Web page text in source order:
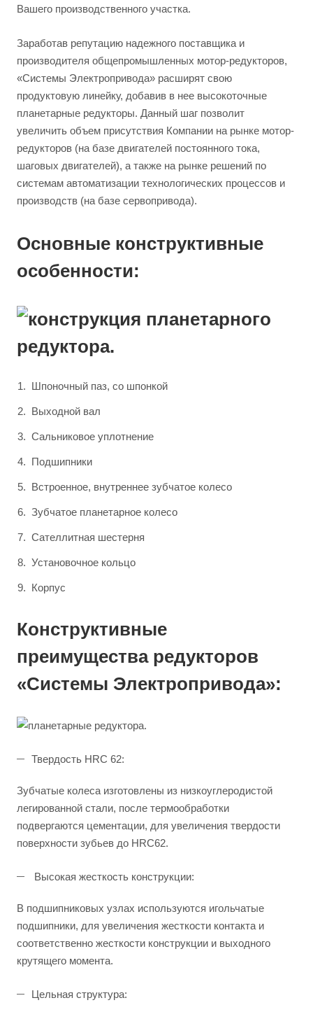
Вашего производственного участка.
Заработав репутацию надежного поставщика и
производителя общепромышленных мотор-редукторов,
«Системы Электропривода» расширят свою
продуктовую линейку, добавив в нее высокоточные
планетарные редукторы. Данный шаг позволит
увеличить объем присутствия Компании на рынке мотор-
редукторов (на базе двигателей постоянного тока,
шаговых двигателей), а также на рынке решений по
системам автоматизации технологических процессов и
производств (на базе сервопривода).
Основные конструктивные
особенности:
Шпоночный паз, со шпонкой
Выходной вал
Сальниковое уплотнение
Подшипники
Встроенное, внутреннее зубчатое колесо
Зубчатое планетарное колесо
Сателлитная шестерня
Установочное кольцо
Корпус
Конструктивные
преимущества редукторов
«Системы Электропривода»:
Твердость HRC 62:
Зубчатые колеса изготовлены из низкоуглеродистой
легированной стали, после термообработки
подвергаются цементации, для увеличения твердости
поверхности зубьев до HRC62.
Высокая жесткость конструкции:
В подшипниковых узлах используются игольчатые
подшипники, для увеличения жесткости контакта и
соответственно жесткости конструкции и выходного
крутящего момента.
Цельная структура: